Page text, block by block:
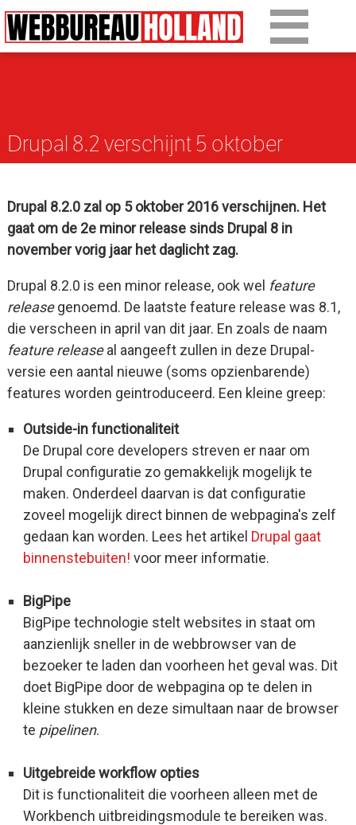
Drupal 8.2 verschijnt 5 oktober
Gepost op 14 september 2016
Over Drupal
Artikelen
Contact
Drupal 8.2.0 zal op 5 oktober 2016 verschijnen. Het
gaat om de 2e minor release sinds Drupal 8 in
november vorig jaar het daglicht zag.
Drupal 8.2.0 is een minor release, ook wel feature
releasegenoemd. De laatste feature release was 8.1,
die verscheen in april van dit jaar. En zoals de naam
feature releaseal aangeeft zullen in deze Drupal-
versie een aantal nieuwe (soms opzienbarende)
features worden geintroduceerd. Een kleine greep:
Outside-in functionaliteit
De Drupal core developers streven er naar om
Drupal configuratie zo gemakkelijk mogelijk te
maken. Onderdeel daarvan is dat configuratie
zoveel mogelijk direct binnen de webpagina's zelf
gedaan kan worden. Lees het artikel Drupal gaat
binnenstebuiten! voor meer informatie.
BigPipe
BigPipe technologie stelt websites in staat om
aanzienlijk sneller in de webbrowser van de
bezoeker te laden dan voorheen het geval was. Dit
doet BigPipe door de webpagina op te delen in
kleine stukken en deze simultaan naar de browser
te pipelinen.
Uitgebreide workflow opties
Dit is functionaliteit die voorheen alleen met de
Workbench uitbreidingsmodule te bereiken was.